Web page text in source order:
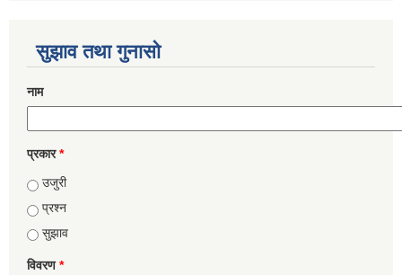
सुझाव तथा गुनासो
नाम
प्रकार*
उजुरी
प्रश्न
सुझाव
विवरण*